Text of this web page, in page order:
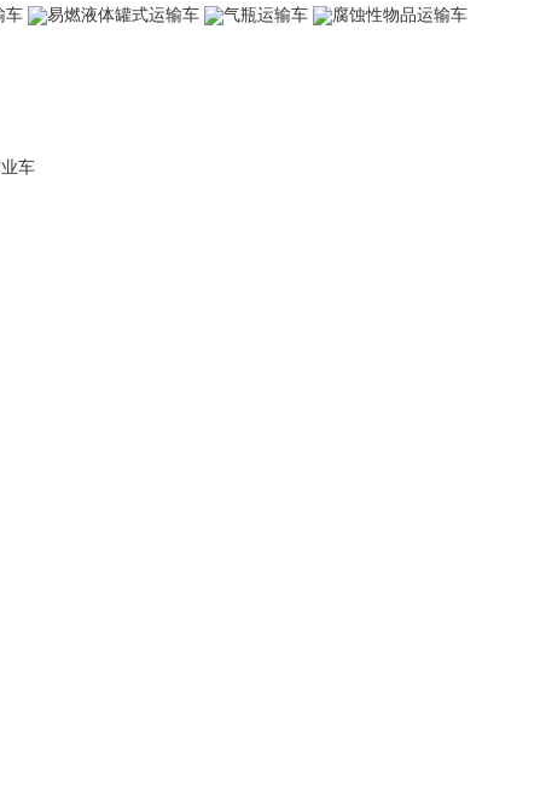
车 易燃液体罐式运输车 气瓶运输车
腐蚀性物品运输车
车